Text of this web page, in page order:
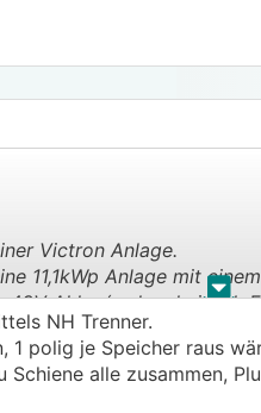
. .
Victron Anlage.
11,1kWp Anlage mit
48V Akku (wahrscheinlich
Mein derzeitiger Plan
NH Trenner für die
Gerät einen Raspberry
NH Trenner.
1 polig je Speicher raus
Schiene alle zusammen,